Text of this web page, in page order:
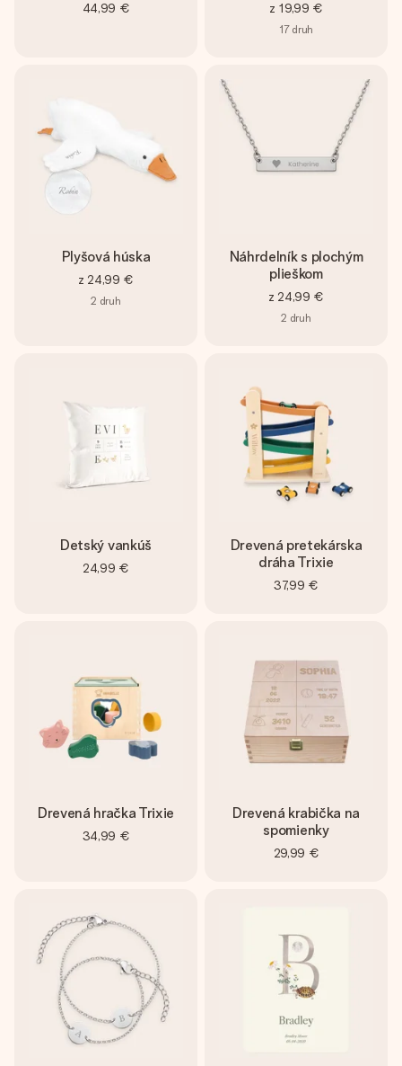
44,99 € z 19,99 €
17 druh
Plyšová húska
z 24,99 €
2 druh
Náhrdelník s plochým
plieškom
z 24,99 €
2 druh
Detský vankúš
24,99 €
Drevená pretekárska
dráha Trixie
37,99 €
Drevená hračka Trixie
34,99 €
Drevená krabička na
spomienky
29,99 €